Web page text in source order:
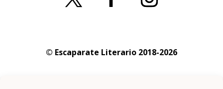
© Escaparate Literario 2018-2026